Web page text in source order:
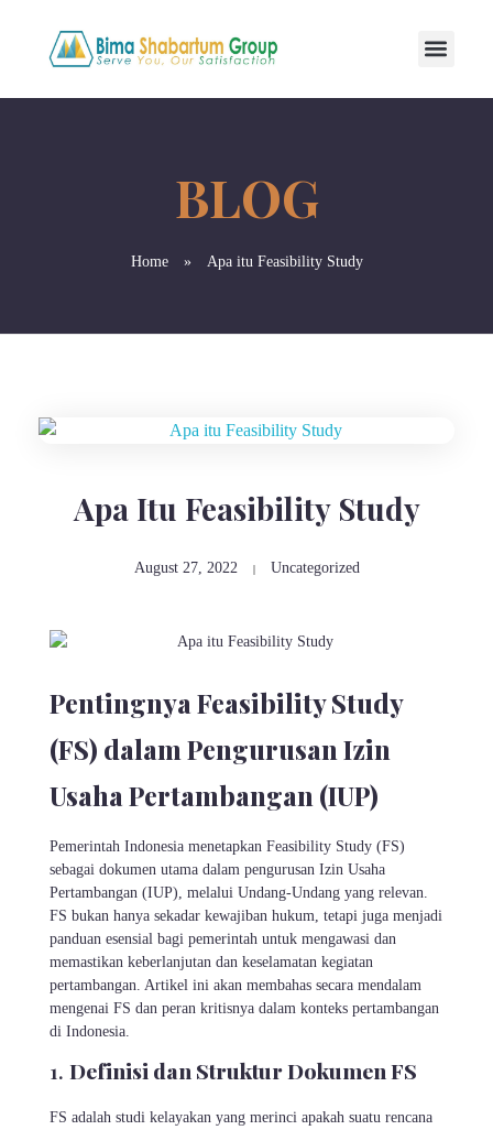
Home » Apa itu Feasibility Study
Apa Itu Feasibility Study
August 27, 2022 Uncategorized
Pentingnya Feasibility Study
(FS) dalam Pengurusan Izin
Usaha Pertambangan (IUP)
Pemerintah Indonesia menetapkan Feasibility Study (FS)
sebagai dokumen utama dalam pengurusan Izin Usaha
Pertambangan (IUP), melalui Undang-Undang yang relevan.
FS bukan hanya sekadar kewajiban hukum, tetapi juga menjadi
panduan esensial bagi pemerintah untuk mengawasi dan
memastikan keberlanjutan dan keselamatan kegiatan
pertambangan. Artikel ini akan membahas secara mendalam
mengenai FS dan peran kritisnya dalam konteks pertambangan
di Indonesia.
1. Definisi dan Struktur Dokumen FS
FS adalah studi kelayakan yang merinci apakah suatu rencana